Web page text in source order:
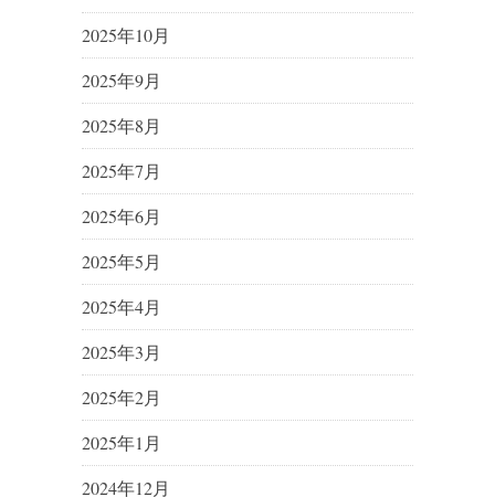
2025年10月
2025年9月
2025年8月
2025年7月
2025年6月
2025年5月
2025年4月
2025年3月
2025年2月
2025年1月
2024年12月